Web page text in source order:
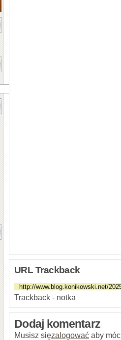
URL Trackback
Trackback - notka
Dodaj komentarz
Musisz sięzalogować aby